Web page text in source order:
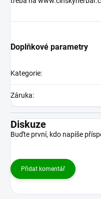
Doplňkové parametry
Kategorie:
Záruka:
Diskuze
Buďte první, kdo napíše
Přidat komentář